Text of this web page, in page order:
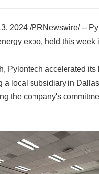
2024 /PRNewswire/ --
expo, held this week
Pylontech accelerated
a local subsidiary in
the company's